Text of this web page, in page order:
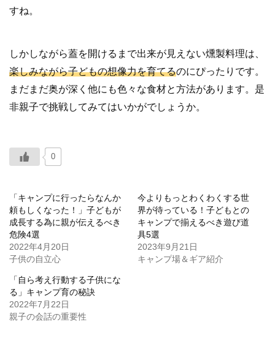
すね。
しかしながら蓋を開けるまで出来が見えない燻製料理は、
楽しみながら子どもの想像力を育てるのにぴったりです。
まだまだ奥が深く他にも色々な食材と方法があります。是
非親子で挑戦してみてはいかがでしょうか。
0
「キャンプに行ったらなんか
頼もしくなった！」子どもが
成長する為に親が伝えるべき
危険4選
2022年4月20日
子供の自立心
今よりもっとわくわくする世
界が待っている！子どもとの
キャンプで揃えるべき遊び道
具5選
2023年9月21日
キャンプ場＆ギア紹介
「自ら考え行動する子供にな
る」キャンプ育の秘訣
2022年7月22日
親子の会話の重要性